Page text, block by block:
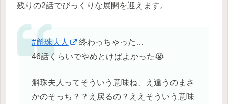
残りの2話でびっくりな展開を迎えます。
#斛珠夫人
終わっちゃった…
46話くらいでやめとけばよかった😭
斛珠夫人ってそういう意味ね、え違うのまさ
かのそっち？？え戻るの？ええそういう意味